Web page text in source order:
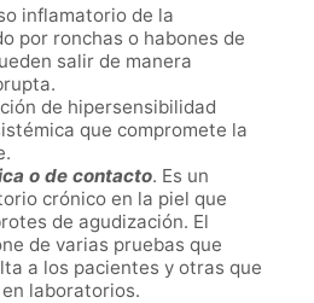
inflamatorio de la
por ronchas o habones de
salir de manera
de hipersensibilidad
que compromete la
o de contacto. Es un
crónico en la piel que
de agudización. El
de varias pruebas que
a los pacientes y otras que
laboratorios.